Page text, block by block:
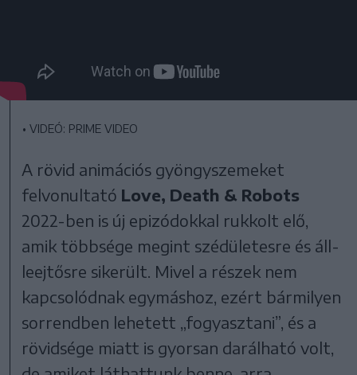
• VIDEÓ: PRIME VIDEO
A rövid animációs gyöngyszemeket
felvonultató Love, Death & Robots
2022-ben is új epizódokkal rukkolt elő,
amik többsége megint szédületesre és áll-
leejtősre sikerült. Mivel a részek nem
kapcsolódnak egymáshoz, ezért bármilyen
sorrendben lehetett „fogyasztani”, és a
rövidsége miatt is gyorsan darálható volt,